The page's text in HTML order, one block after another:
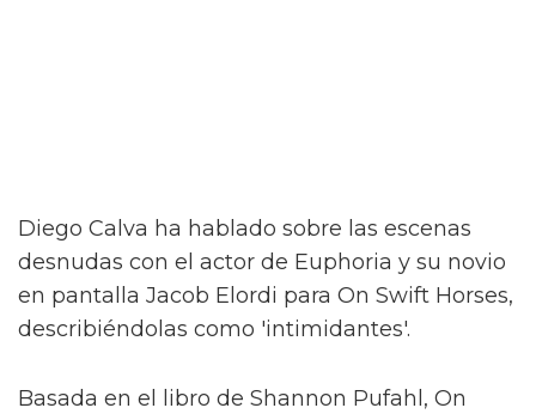
Diego Calva ha hablado sobre las escenas
desnudas con el actor de Euphoria y su novio
en pantalla Jacob Elordi para On Swift Horses,
describiéndolas como 'intimidantes'.
Basada en el libro de Shannon Pufahl, On